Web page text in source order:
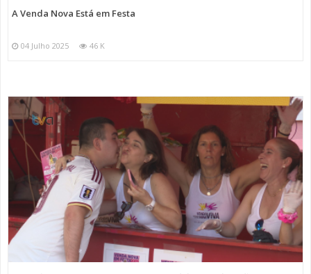
A Venda Nova Está em Festa
04 Julho 2025 46 K